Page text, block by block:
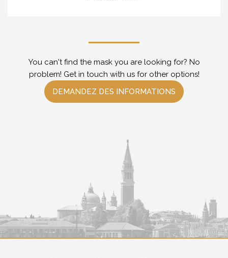
You can't find the mask you are looking for? No
problem! Get in touch with us for other options!
DEMANDEZ DES INFORMATIONS